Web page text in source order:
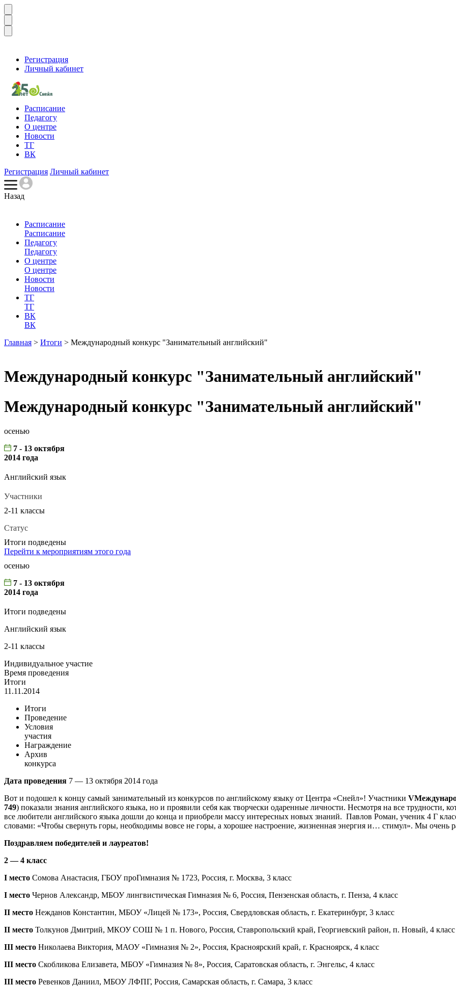
Регистрация
Личный кабинет
Расписание
Педагогу
О центре
Новости
ТГ
ВК
Регистрация Личный кабинет
Назад
Расписание
Расписание
Педагогу
Педагогу
О центре
О центре
Новости
Новости
ТГ
ТГ
ВК
ВК
Главная > Итоги > Международный конкурс "Занимательный английский"
Международный конкурс "Занимательный английский"
Международный конкурс "Занимательный английский"
осенью
7 - 13 октября
2014 года
Английский язык
Участники
2-11 классы
Статус
Итоги подведены
Перейти к мероприятиям этого года
осенью
7 - 13 октября
2014 года
Итоги подведены
Английский язык
2-11 классы
Индивидуальное участие
Время проведения
Итоги
11.11.2014
Итоги
Проведение
Условия
участия
Награждение
Архив
конкурса
Дата проведения 7 — 13 октября 2014 года
Вот и подошел к концу самый занимательный из конкурсов по английскому языку от Центра «Снейл»! Участники V
749) показали знания английского языка, но и проявили себя как творчески одаренные личности. Несмотря на все трудности,
все любители английского языка дошли до конца и приобрели массу интересных новых знаний. Павлов Роман, ученик 4 Г
словами: «Чтобы свернуть горы, необходимы вовсе не горы, а хорошее настроение, жизненная энергия и… стимул». Мы очень
Поздравляем победителей и лауреатов!
2 — 4 класс
I место Сомова Анастасия, ГБОУ проГимназия № 1723, Россия, г. Москва, 3 класс
I место Чернов Александр, МБОУ лингвистическая Гимназия № 6, Россия, Пензенская область, г. Пенза, 4 класс
II место Нежданов Константин, МБОУ «Лицей № 173», Россия, Свердловская область, г. Екатеринбург, 3 класс
II место Толкунов Дмитрий, МКОУ СОШ № 1 п. Нового, Россия, Ставропольский край, Георгиевский район, п. Новый, 4 класс
III место Николаева Виктория, МАОУ «Гимназия № 2», Россия, Красноярский край, г. Красноярск, 4 класс
III место Скобликова Елизавета, МБОУ «Гимназия № 8», Россия, Саратовская область, г. Энгельс, 4 класс
III место Ревенков Даниил, МБОУ ЛФПГ, Россия, Самарская область, г. Самара, 3 класс